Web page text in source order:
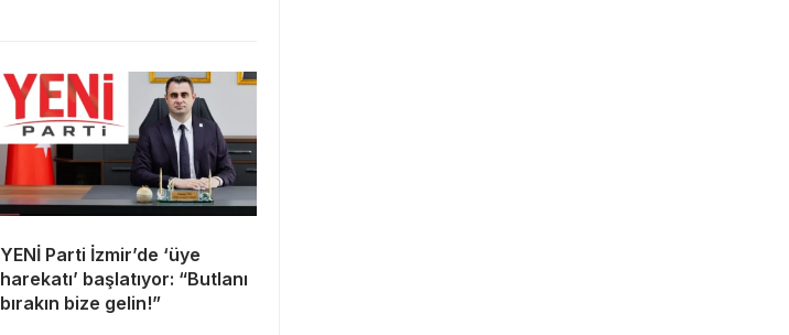
YENİ Parti İzmir’de ‘üye
harekatı’ başlatıyor: “Butlanı
bırakın bize gelin!”